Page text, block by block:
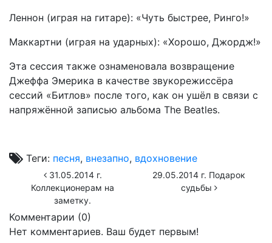
Леннон (играя на гитаре): «Чуть быстрее, Ринго!»
Маккартни (играя на ударных): «Хорошо, Джордж!»
Эта сессия также ознаменовала возвращение
Джеффа Эмерика в качестве звукорежиссёра
сессий «Битлов» после того, как он ушёл в связи с
напряжённой записью альбома The Beatles.
Теги: песня, внезапно, вдохновение
31.05.2014 г.
Коллекционерам на
заметку.
29.05.2014 г. Подарок
судьбы
Комментарии (0)
Нет комментариев. Ваш будет первым!